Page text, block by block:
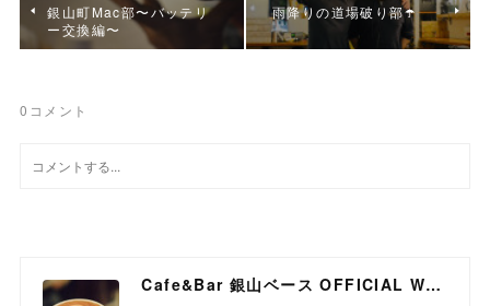
銀山町Mac部〜バッテリ
ー交換編〜
雨降りの道場破り部☂️
0 コメント
Cafe&Bar 銀山ベース OFFICIAL WEB SITE